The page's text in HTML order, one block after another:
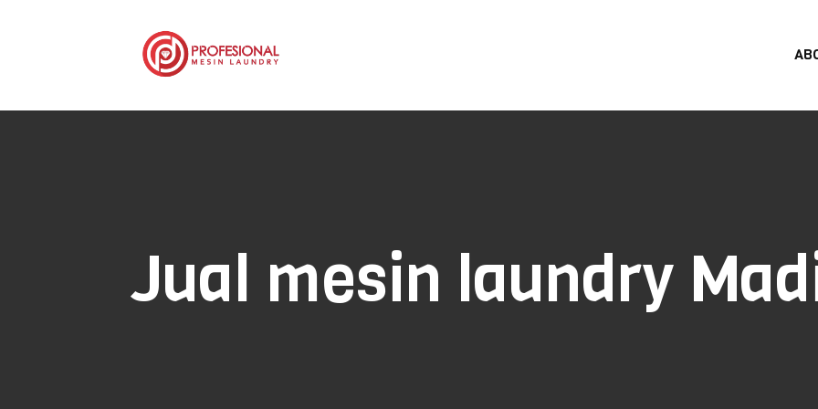
Jual mesin laundry